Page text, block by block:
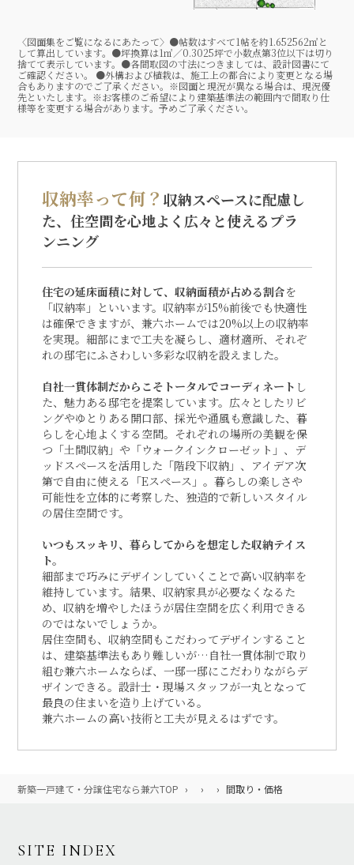
〈図面集をご覧になるにあたって〉●帖数はすべて1帖を約1.652562㎡と
して算出しています。●坪換算は1㎡／0.3025坪で小数点第3位以下は切り
捨てて表示しています。●各間取図の寸法につきましては、設計図書にて
ご確認ください。 ●外構および植栽は、施工上の都合により変更となる場
合もありますのでご了承ください。※図面と現況が異なる場合は、現況優
先といたします。※お客様のご希望により建築基準法の範囲内で間取り仕
様等を変更する場合があります。予めご了承ください。
収納率って何？収納スペースに配慮し
た、住空間を心地よく広々と使えるプラ
ンニング
住宅の延床面積に対して、収納面積が占める割合を
「収納率」といいます。収納率が15%前後でも快適性
は確保できますが、兼六ホームでは20%以上の収納率
を実現。細部にまで工夫を凝らし、適材適所、それぞ
れの邸宅にふさわしい多彩な収納を設えました。
自社一貫体制だからこそトータルでコーディネート し
た、魅力ある邸宅を提案しています。広々としたリビ
ングやゆとりある開口部、採光や通風も意識した、暮
らしを心地よくする空間。それぞれの場所の美観を保
つ「土間収納」や「ウォークインクローゼット」、デ
ッドスペースを活用した「階段下収納」、アイデア次
第で自由に使える「Eスペース」。暮らしの楽しさや
可能性を立体的に考察した、独造的で新しいスタイル
の居住空間です。
いつもスッキリ、暮らしてからを想定した収納テイス
ト。
細部まで巧みにデザインしていくことで高い収納率を
維持しています。結果、収納家具が必要なくなるた
め、収納を増やしたほうが居住空間を広く利用できる
のではないでしょうか。
居住空間も、収納空間もこだわってデザインすること
は、建築基準法もあり難しいが…自社一貫体制で取り
組む兼六ホームならば、一邸一邸にこだわりながらデ
ザインできる。設計士・現場スタッフが一丸となって
最良の住まいを造り上げている。
兼六ホームの高い技術と工夫が見えるはずです。
新築一戸建て・分譲住宅なら兼六TOP › › › 間取り・価格
SITE INDEX